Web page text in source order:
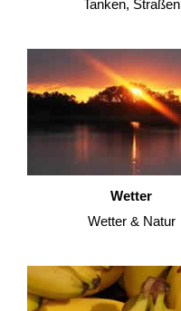
Tanken, Straßen
Wetter
Wetter & Natur